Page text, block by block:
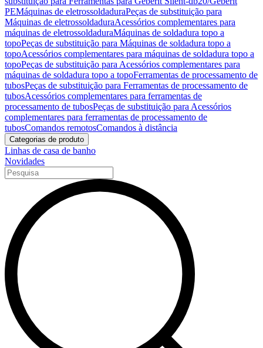
PEMáquinas de eletrossoldaduraPeças de substituição para
Máquinas de eletrossoldaduraAcessórios complementares para
máquinas de eletrossoldaduraMáquinas de soldadura topo a
topoPeças de substituição para Máquinas de soldadura topo a
topoAcessórios complementares para máquinas de soldadura topo a
topoPeças de substituição para Acessórios complementares para
máquinas de soldadura topo a topoFerramentas de processamento de
tubosPeças de substituição para Ferramentas de processamento de
tubosAcessórios complementares para ferramentas de
processamento de tubosPeças de substituição para Acessórios
complementares para ferramentas de processamento de
tubosComandos remotosComandos à distância
Categorias de produto
Linhas de casa de banho
Novidades